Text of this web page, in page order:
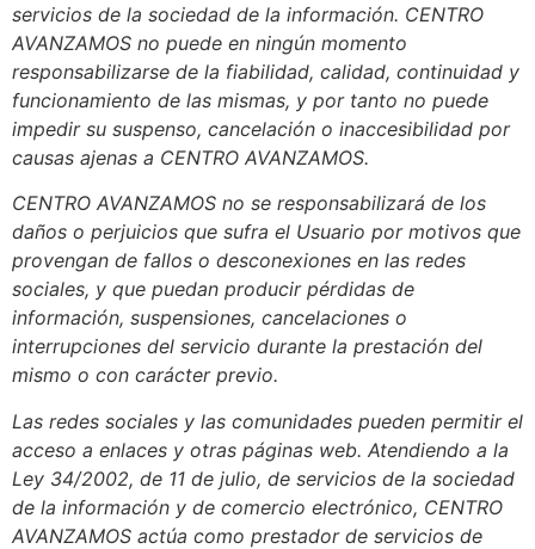
servicios de la sociedad de la información. CENTRO
AVANZAMOS no puede en ningún momento
responsabilizarse de la fiabilidad, calidad, continuidad y
funcionamiento de las mismas, y por tanto no puede
impedir su suspenso, cancelación o inaccesibilidad por
causas ajenas a CENTRO AVANZAMOS.
CENTRO AVANZAMOS no se responsabilizará de los
daños o perjuicios que sufra el Usuario por motivos que
provengan de fallos o desconexiones en las redes
sociales, y que puedan producir pérdidas de
información, suspensiones, cancelaciones o
interrupciones del servicio durante la prestación del
mismo o con carácter previo.
Las redes sociales y las comunidades pueden permitir el
acceso a enlaces y otras páginas web. Atendiendo a la
Ley 34/2002, de 11 de julio, de servicios de la sociedad
de la información y de comercio electrónico, CENTRO
AVANZAMOS actúa como prestador de servicios de